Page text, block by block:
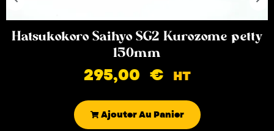
Hatsukokoro Saihyo SG2 Kurozome petty
150mm
295,00 € HT
Ajouter Au Panier